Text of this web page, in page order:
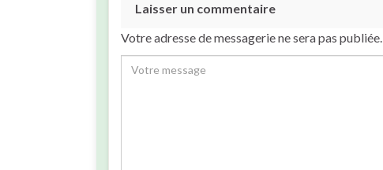
Laisser un commentaire
Votre adresse de messagerie ne sera pas publiée.